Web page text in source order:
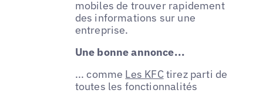
mobiles de trouver rapidement
des informations sur une
entreprise.
Une bonne annonce...
... comme Les KFCtirez parti de
toutes les fonctionnalités